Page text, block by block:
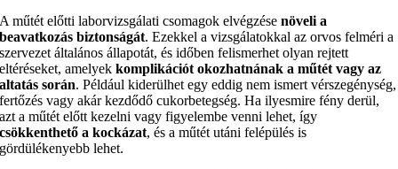
A műtét előtti laborvizsgálati csomagok elvégzésenöveli a
beavatkozás biztonságát. Ezekkel a vizsgálatokkal az orvos felméri a
szervezet általános állapotát, és időben felismerhet olyan rejtett
eltéréseket, amelyekkomplikációt okozhatnának a műtét vagy az
altatás során. Például kiderülhet egy eddig nem ismert vérszegénység,
fertőzés vagy akár kezdődő cukorbetegség. Ha ilyesmire fény derül,
azt a műtét előtt kezelni vagy figyelembe venni lehet, így
csökkenthető a kockázat, és a műtét utáni felépülés is
gördülékenyebb lehet.